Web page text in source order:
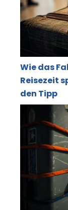
Wie das
Reisezeit
den Tipp